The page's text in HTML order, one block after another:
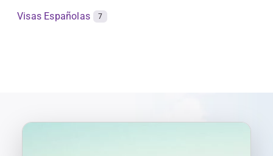
Visas Españolas 7